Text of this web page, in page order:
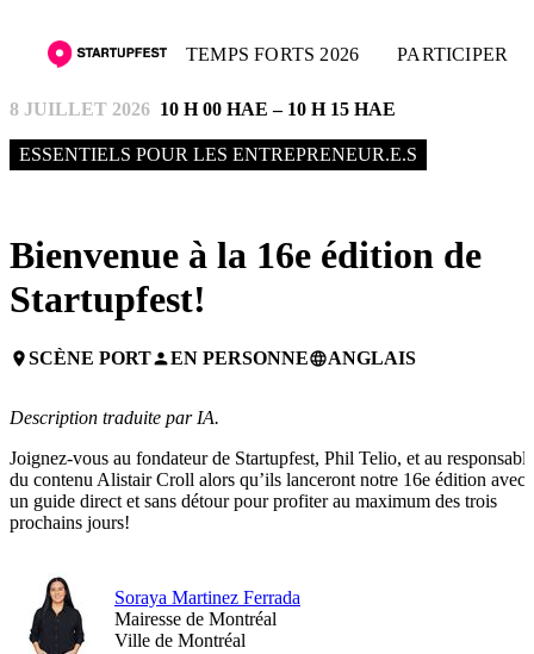
TEMPS FORTS 2026 PARTICIPER
8 JUILLET 2026 10 H 00 HAE – 10 H 15 HAE
ESSENTIELS POUR LES ENTREPRENEUR.E.S
Bienvenue à la 16e édition de
Startupfest!
placeSCÈNE PORTpersonEN PERSONNElanguageANGLAIS
Description traduite par IA.
Joignez-vous au fondateur de Startupfest, Phil Telio, et au responsable
du contenu Alistair Croll alors qu’ils lanceront notre 16e édition avec
un guide direct et sans détour pour profiter au maximum des trois
prochains jours!
Soraya Martinez Ferrada
Mairesse de Montréal
Ville de Montréal